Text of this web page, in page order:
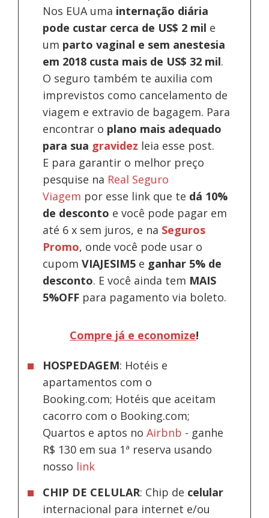
Nos EUA uma internação diária
pode custar cerca de US$ 2 mil e
um parto vaginal e sem anestesia
em 2018 custa mais de US$ 32 mil.
O seguro também te auxilia com
imprevistos como cancelamento de
viagem e extravio de bagagem. Para
encontrar o plano mais adequado
para sua gravidez leia esse post.
E para garantir o melhor preço
pesquise na Real Seguro
Viagem por esse link que te dá 10%
de desconto e você pode pagar em
até 6 x sem juros, e na Seguros
Promo, onde você pode usar o
cupomVIAJESIM5 e ganhar 5% de
desconto. E você ainda tem MAIS
5%OFF para pagamento via boleto.
Compre já e economize!
HOSPEDAGEM: Hotéis e
apartamentos com o
Booking.com; Hotéis que aceitam
cacorro com o Booking.com;
Quartos e aptos noAirbnb - ganhe
R$ 130 em sua 1ª reserva usando
nosso link
CHIP DE CELULAR: Chip de celular
internacional para internet e/ou